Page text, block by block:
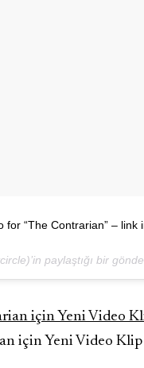
“The Contrarian” – link
paylaştığı bir
için Yeni Video Klip